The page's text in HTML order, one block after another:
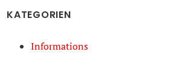
KATEGORIEN
Informations